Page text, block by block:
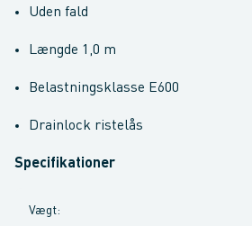
Uden fald
Længde 1,0 m
Belastningsklasse E600
Drainlock ristelås
Specifikationer
Vægt: